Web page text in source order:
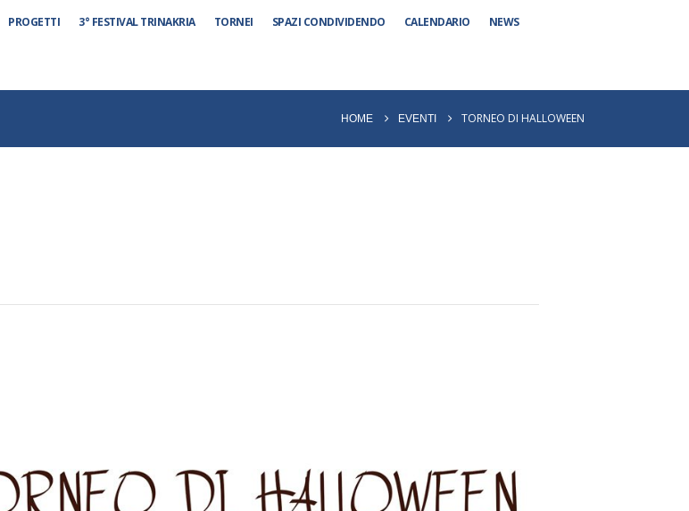
PROGETTI 3° FESTIVAL TRINAKRIA TORNEI SPAZI CONDIVIDENDO CALENDARIO NEWS
HOME EVENTI TORNEO DI HALLOWEEN